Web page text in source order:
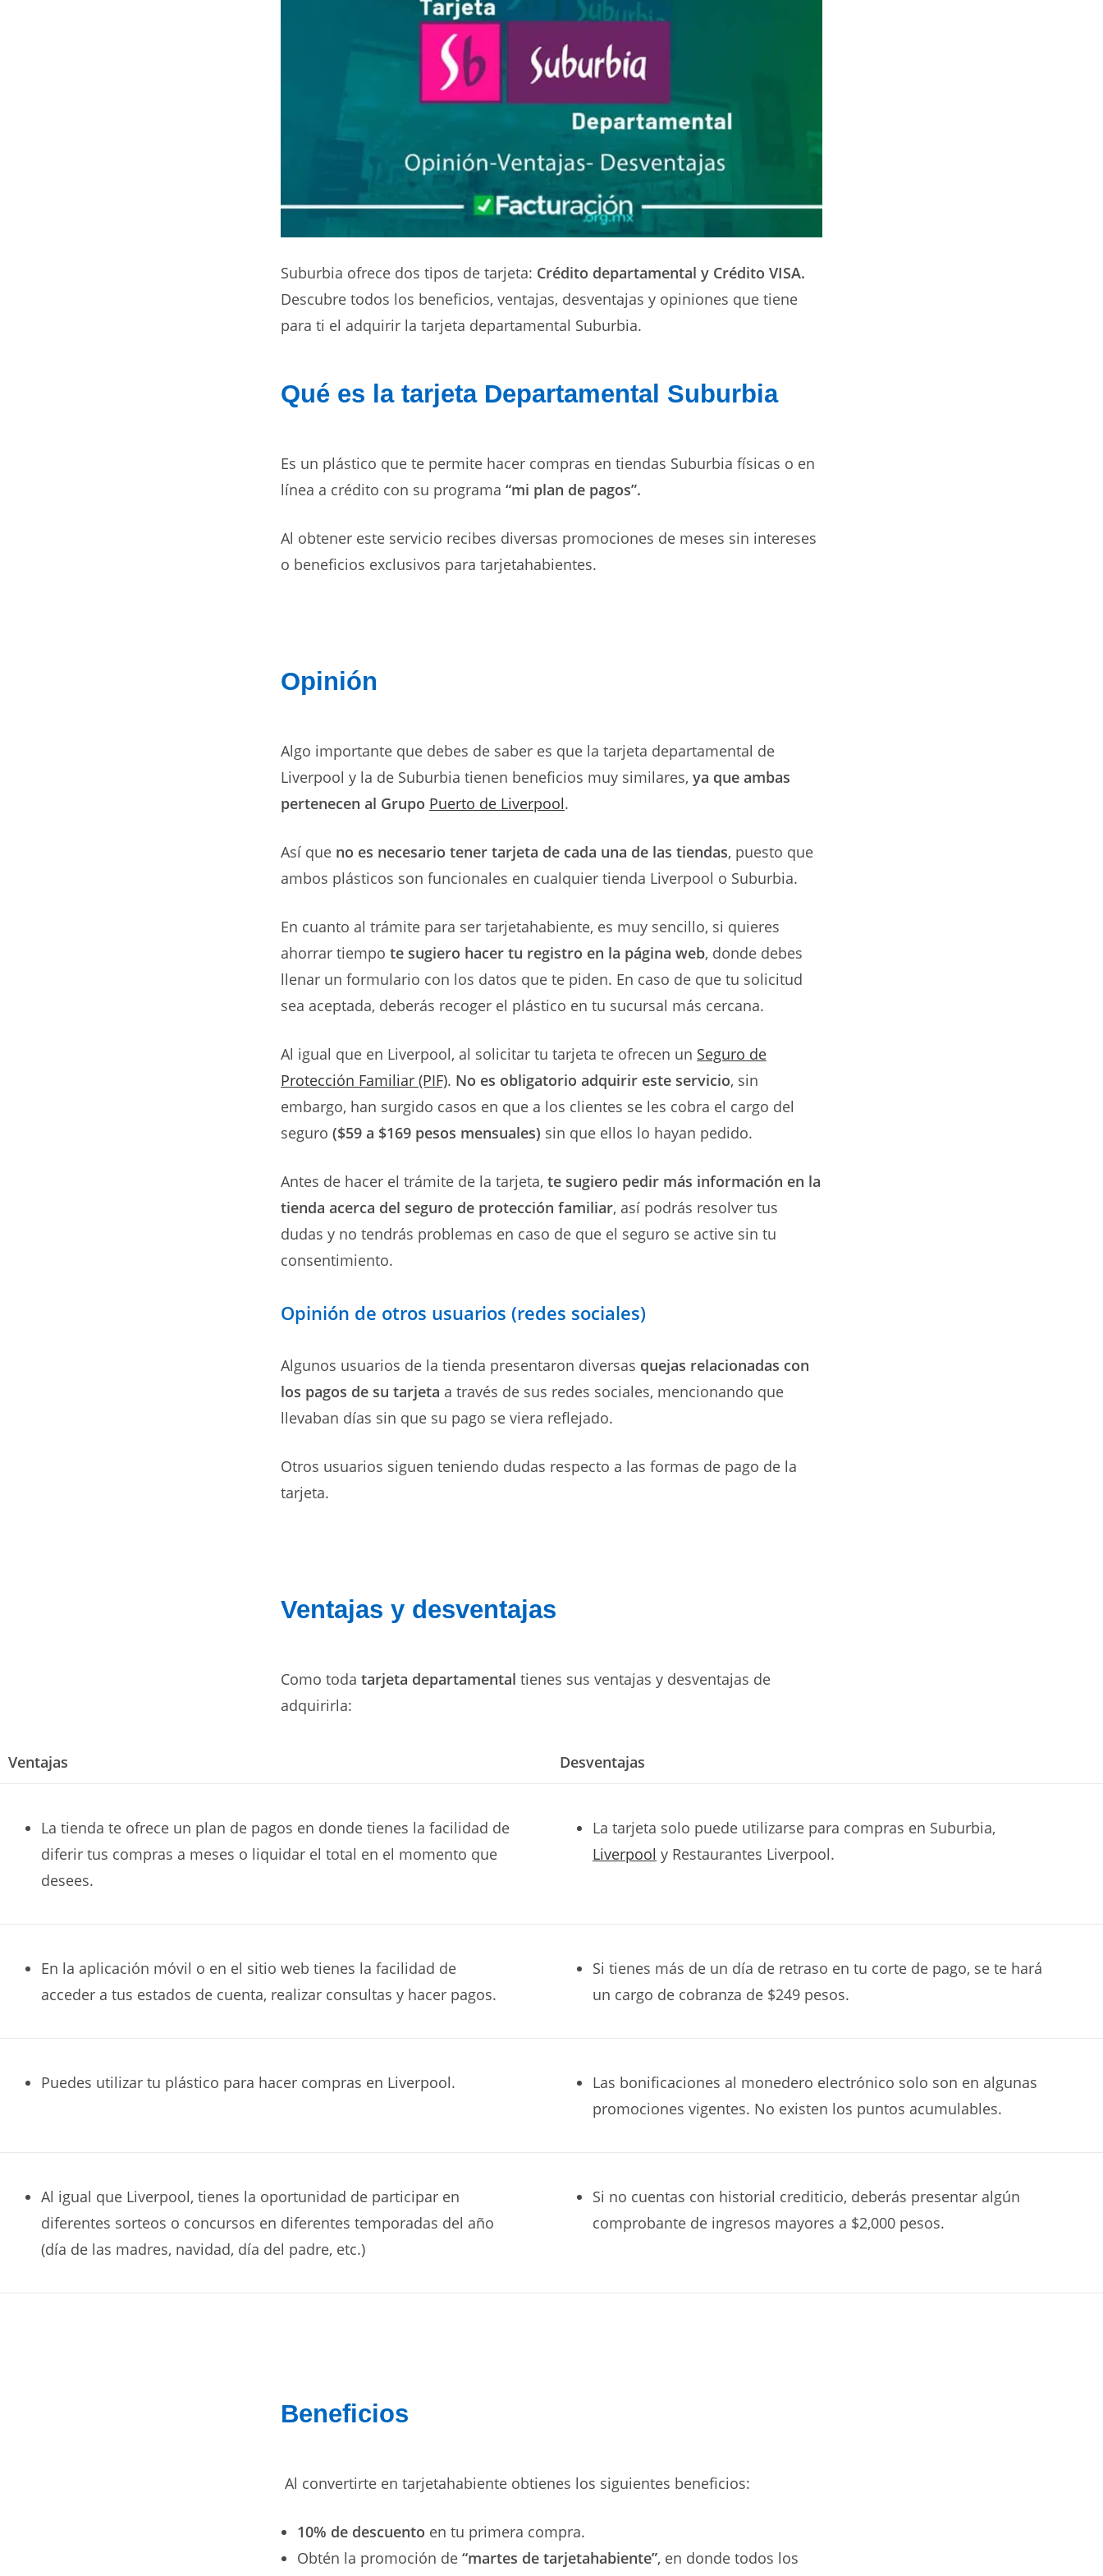
Suburbia ofrece dos tipos de tarjeta: Crédito departamental y Crédito VISA.
Descubre todos los beneficios, ventajas, desventajas y opiniones que tiene
para ti el adquirir la tarjeta departamental Suburbia.
Qué es la tarjeta Departamental Suburbia
Es un plástico que te permite hacer compras en tiendas Suburbia físicas o en
línea a crédito con su programa “mi plan de pagos”.
Al obtener este servicio recibes diversas promociones de meses sin intereses
o beneficios exclusivos para tarjetahabientes.
Opinión
Algo importante que debes de saber es que la tarjeta departamental de
Liverpool y la de Suburbia tienen beneficios muy similares, ya que ambas
pertenecen al Grupo Puerto de Liverpool.
Así que no es necesario tener tarjeta de cada una de las tiendas, puesto que
ambos plásticos son funcionales en cualquier tienda Liverpool o Suburbia.
En cuanto al trámite para ser tarjetahabiente, es muy sencillo, si quieres
ahorrar tiempo te sugiero hacer tu registro en la página web, donde debes
llenar un formulario con los datos que te piden. En caso de que tu solicitud
sea aceptada, deberás recoger el plástico en tu sucursal más cercana.
Al igual que en Liverpool, al solicitar tu tarjeta te ofrecen un Seguro de
Protección Familiar (PIF). No es obligatorio adquirir este servicio, sin
embargo, han surgido casos en que a los clientes se les cobra el cargo del
seguro ($59 a $169 pesos mensuales) sin que ellos lo hayan pedido.
Antes de hacer el trámite de la tarjeta, te sugiero pedir más información en la
tienda acerca del seguro de protección familiar, así podrás resolver tus
dudas y no tendrás problemas en caso de que el seguro se active sin tu
consentimiento.
Opinión de otros usuarios (redes sociales)
Algunos usuarios de la tienda presentaron diversas quejas relacionadas con
los pagos de su tarjeta a través de sus redes sociales, mencionando que
llevaban días sin que su pago se viera reflejado.
Otros usuarios siguen teniendo dudas respecto a las formas de pago de la
tarjeta.
Ventajas y desventajas
Como toda tarjeta departamental tienes sus ventajas y desventajas de
adquirirla:
Ventajas Desventajas
La tienda te ofrece un plan de pagos en donde tienes la facilidad de
diferir tus compras a meses o liquidar el total en el momento que
desees.
La tarjeta solo puede utilizarse para compras en Suburbia,
Liverpool y Restaurantes Liverpool.
En la aplicación móvil o en el sitio web tienes la facilidad de
acceder a tus estados de cuenta, realizar consultas y hacer pagos.
Si tienes más de un día de retraso en tu corte de pago, se te hará
un cargo de cobranza de $249 pesos.
Puedes utilizar tu plástico para hacer compras en Liverpool.
Las bonificaciones al monedero electrónico solo son en algunas
promociones vigentes. No existen los puntos acumulables.
Al igual que Liverpool, tienes la oportunidad de participar en
diferentes sorteos o concursos en diferentes temporadas del año
(día de las madres, navidad, día del padre, etc.)
Si no cuentas con historial crediticio, deberás presentar algún
comprobante de ingresos mayores a $2,000 pesos.
Beneficios
Al convertirte en tarjetahabiente obtienes los siguientes beneficios:
10% de descuento en tu primera compra.
Obtén la promoción de “martes de tarjetahabiente”, en donde todos los